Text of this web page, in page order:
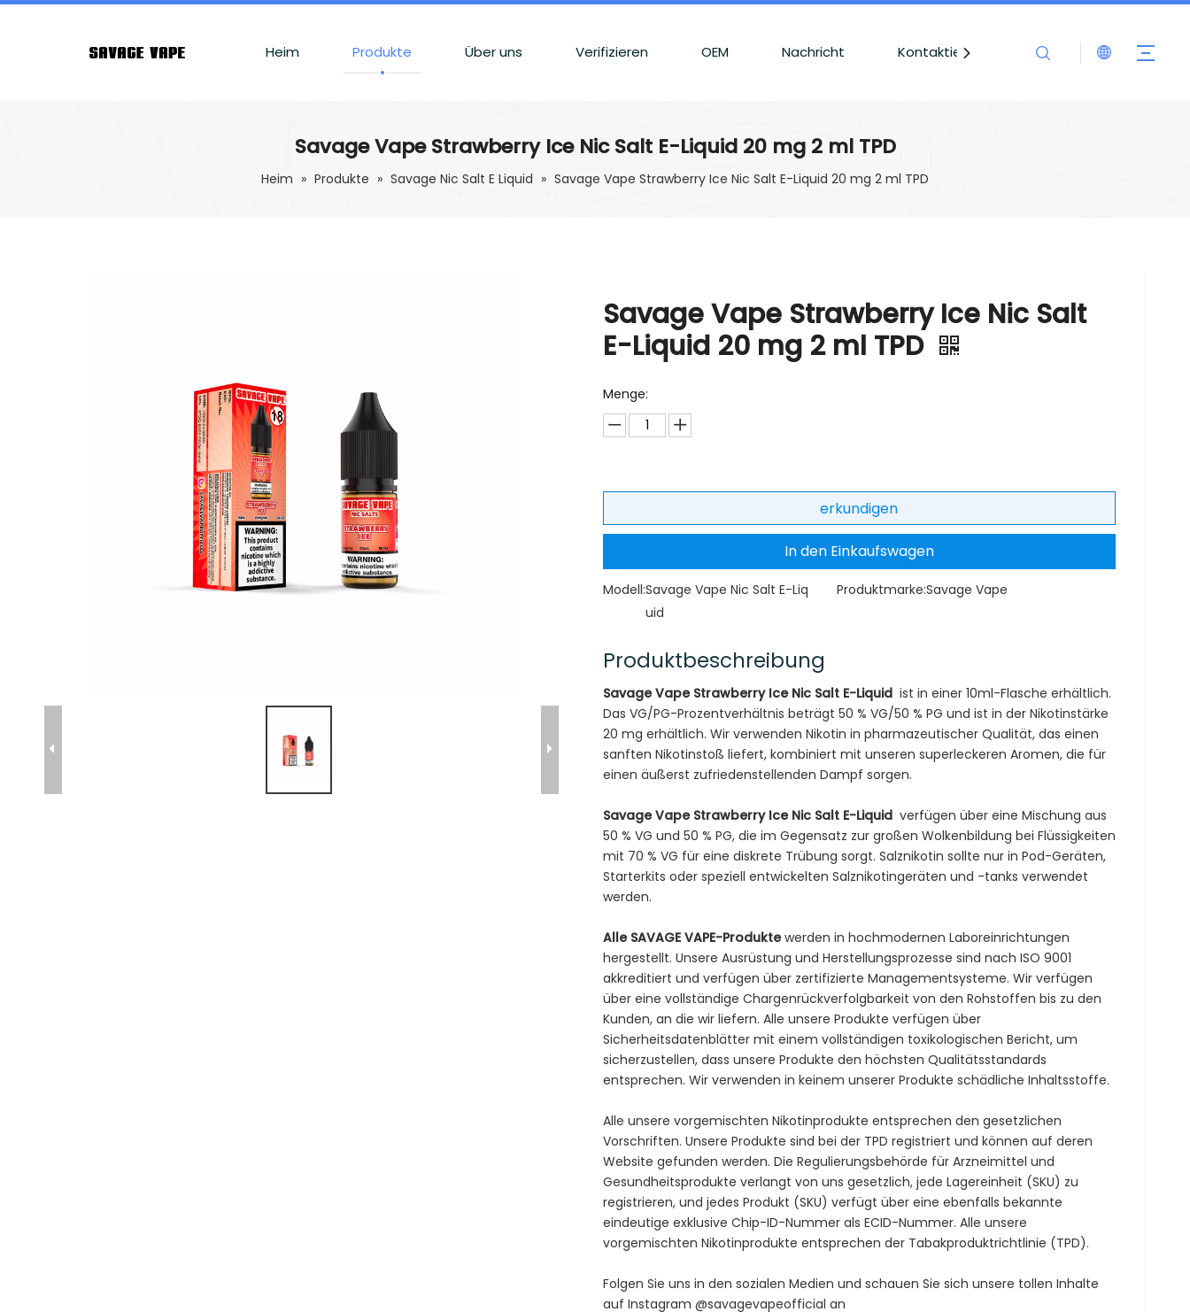
Heim Produkte Über uns Verifizieren OEM Nachricht Kontaktieren Sie uns
Savage Vape Strawberry Ice Nic Salt E-Liquid 20 mg 2 ml TPD
Heim » Produkte » Savage Nic Salt E Liquid » Savage Vape Strawberry Ice Nic Salt E-Liquid 20 mg 2 ml TPD
Savage Vape Strawberry Ice Nic Salt
E-Liquid 20 mg 2 ml TPD
Menge:
erkundigen
In den Einkaufswagen
Modell:Savage Vape Nic Salt E-Liq
uid
Produktmarke:Savage Vape
Produktbeschreibung
Savage Vape Strawberry Ice Nic Salt E-Liquid ist in einer 10ml-Flasche erhältlich.
Das VG/PG-Prozentverhältnis beträgt 50 % VG/50 % PG und ist in der Nikotinstärke
20 mg erhältlich. Wir verwenden Nikotin in pharmazeutischer Qualität, das einen
sanften Nikotinstoß liefert, kombiniert mit unseren superleckeren Aromen, die für
einen äußerst zufriedenstellenden Dampf sorgen.
Savage Vape Strawberry Ice Nic Salt E-Liquid verfügen über eine Mischung aus
50 % VG und 50 % PG, die im Gegensatz zur großen Wolkenbildung bei Flüssigkeiten
mit 70 % VG für eine diskrete Trübung sorgt. Salznikotin sollte nur in Pod-Geräten,
Starterkits oder speziell entwickelten Salznikotingeräten und -tanks verwendet
werden.
Alle SAVAGE VAPE-Produktewerden in hochmodernen Laboreinrichtungen
hergestellt. Unsere Ausrüstung und Herstellungsprozesse sind nach ISO 9001
akkreditiert und verfügen über zertifizierte Managementsysteme. Wir verfügen
über eine vollständige Chargenrückverfolgbarkeit von den Rohstoffen bis zu den
Kunden, an die wir liefern. Alle unsere Produkte verfügen über
Sicherheitsdatenblätter mit einem vollständigen toxikologischen Bericht, um
sicherzustellen, dass unsere Produkte den höchsten Qualitätsstandards
entsprechen. Wir verwenden in keinem unserer Produkte schädliche Inhaltsstoffe.
Alle unsere vorgemischten Nikotinprodukte entsprechen den gesetzlichen
Vorschriften. Unsere Produkte sind bei der TPD registriert und können auf deren
Website gefunden werden. Die Regulierungsbehörde für Arzneimittel und
Gesundheitsprodukte verlangt von uns gesetzlich, jede Lagereinheit (SKU) zu
registrieren, und jedes Produkt (SKU) verfügt über eine ebenfalls bekannte
eindeutige exklusive Chip-ID-Nummer als ECID-Nummer. Alle unsere
vorgemischten Nikotinprodukte entsprechen der Tabakproduktrichtlinie (TPD).
Folgen Sie uns in den sozialen Medien und schauen Sie sich unsere tollen Inhalte
auf Instagram @savagevapeofficial an